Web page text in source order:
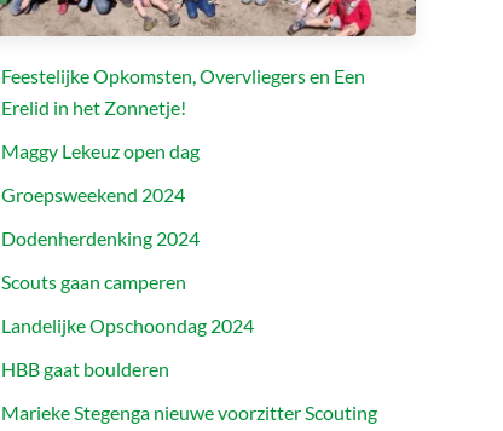
Feestelijke Opkomsten, Overvliegers en Een
Erelid in het Zonnetje!
Maggy Lekeuz open dag
Groepsweekend 2024
Dodenherdenking 2024
Scouts gaan camperen
Landelijke Opschoondag 2024
HBB gaat boulderen
Marieke Stegenga nieuwe voorzitter Scouting